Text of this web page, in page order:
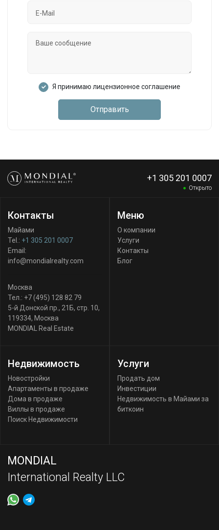
Я принимаю лицензионное соглашение
Отправить
+1 305 201 0007
Открыто
Контакты
Майами
Tel.: +1 305 201 0007
Email:
info@mondialrealty.com
Москва
Тел.: +7 (495) 128 82 79
5-й Донской пр., 21Б, стр. 10,
119334, Москва
MONDIAL Real Estate
Меню
О компании
Услуги
Контакты
Блог
Недвижимость
Новостройки
Апартаменты в продаже
Дома в продаже
Виллы в продаже
Поиск Недвижимости
Услуги
Продать дом
Инвестиции
Недвижимость в Майами за
биткоин
MONDIAL
International Realty LLC